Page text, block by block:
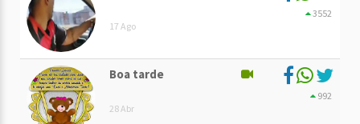
17 Ago
3552
Boa tarde
28 Abr
992